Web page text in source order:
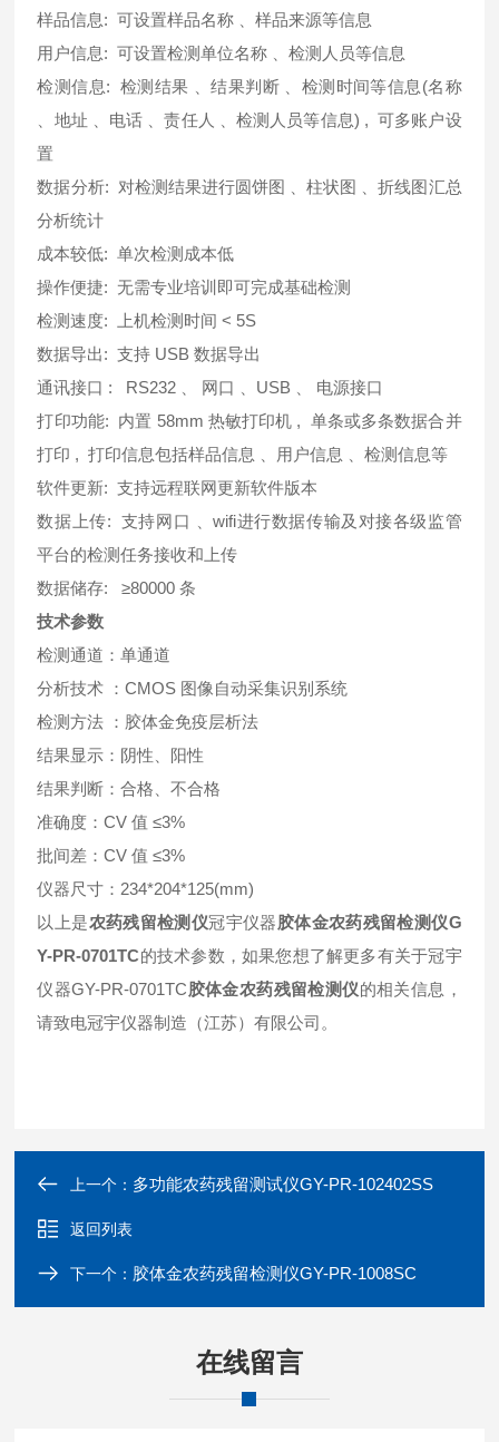
样品信息: 可设置样品名称 、样品来源等信息
用户信息: 可设置检测单位名称 、检测人员等信息
检测信息: 检测结果 、结果判断 、检测时间等信息(名称
、地址 、电话 、责任人 、检测人员等信息) , 可多账户设
置
数据分析: 对检测结果进行圆饼图 、柱状图 、折线图汇总
分析统计
成本较低: 单次检测成本低
操作便捷: 无需专业培训即可完成基础检测
检测速度: 上机检测时间 < 5S
数据导出: 支持 USB 数据导出
通讯接口 : RS232 、 网口 、USB 、 电源接口
打印功能: 内置 58mm 热敏打印机 , 单条或多条数据合并
打印 , 打印信息包括样品信息 、用户信息 、检测信息等
软件更新: 支持远程联网更新软件版本
数据上传: 支持网口 、wifi进行数据传输及对接各级监管
平台的检测任务接收和上传
数据储存: ≥80000 条
技术参数
检测通道：单通道
分析技术 ：CMOS 图像自动采集识别系统
检测方法 ：胶体金免疫层析法
结果显示：阴性、阳性
结果判断：合格、不合格
准确度：CV 值 ≤3%
批间差：CV 值 ≤3%
仪器尺寸：234*204*125(mm)
以上是农药残留检测仪冠宇仪器胶体金农药残留检测仪G
Y-PR-0701TC的技术参数，如果您想了解更多有关于冠宇
仪器GY-PR-0701TC胶体金农药残留检测仪的相关信息，
请致电冠宇仪器制造（江苏）有限公司。
上一个： 多功能农药残留测试仪GY-PR-102402SS
返回列表
下一个： 胶体金农药残留检测仪GY-PR-1008SC
在线留言